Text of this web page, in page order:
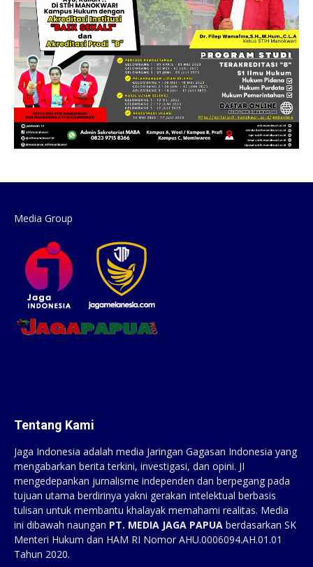
Media Group
Tentang Kami
Jaga Indonesia adalah media Jaringan Gagasan Indonesia yang
mengabarkan berita terkini, investigasi, dan opini. JI
mengedepankan jurnalisme independen dan berpegang pada
tujuan utama berdirinya yakni gerakan intelektual berbasis
tulisan untuk membantu khalayak memahami realitas. Media
ini dibawah naungan PT. MEDIA JAGA PAPUA berdasarkan SK
Menteri Hukum dan HAM RI Nomor AHU.0006094.AH.01.01
Tahun 2020.